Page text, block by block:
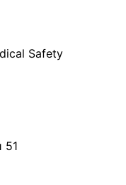
Safety
51